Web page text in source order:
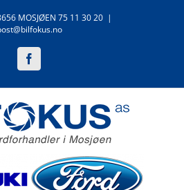
MOSJØEN 75 11 30 20 |
Facebook